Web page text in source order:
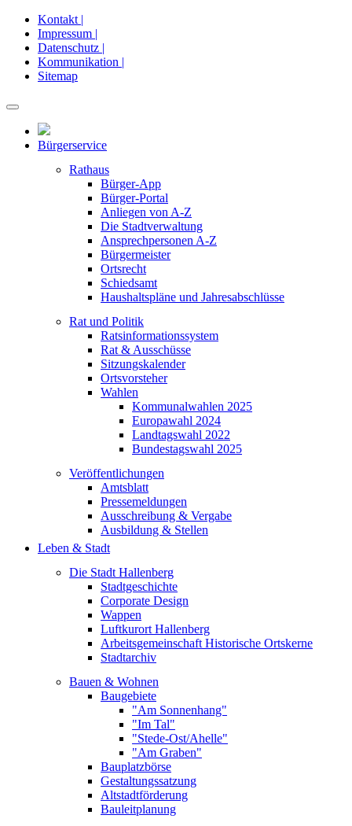
Kontakt |
Impressum |
Datenschutz |
Kommunikation |
Sitemap
Bürgerservice
Rathaus
Bürger-App
Bürger-Portal
Anliegen von A-Z
Die Stadtverwaltung
Ansprechpersonen A-Z
Bürgermeister
Ortsrecht
Schiedsamt
Haushaltspläne und Jahresabschlüsse
Rat und Politik
Ratsinformationssystem
Rat & Ausschüsse
Sitzungskalender
Ortsvorsteher
Wahlen
Kommunalwahlen 2025
Europawahl 2024
Landtagswahl 2022
Bundestagswahl 2025
Veröffentlichungen
Amtsblatt
Pressemeldungen
Ausschreibung & Vergabe
Ausbildung & Stellen
Leben & Stadt
Die Stadt Hallenberg
Stadtgeschichte
Corporate Design
Wappen
Luftkurort Hallenberg
Arbeitsgemeinschaft Historische Ortskerne
Stadtarchiv
Bauen & Wohnen
Baugebiete
"Am Sonnenhang"
"Im Tal"
"Stede-Ost/Ahelle"
"Am Graben"
Bauplatzbörse
Gestaltungssatzung
Altstadtförderung
Bauleitplanung